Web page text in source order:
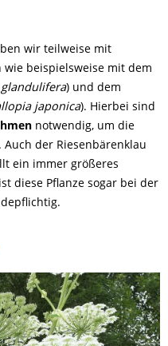
wir teilweise mit
wie beispielsweise mit dem
) und dem
japonica). Hierbei sind
notwendig, um die
der Riesenbärenklau
ein immer größeres
diese Pflanze sogar bei der